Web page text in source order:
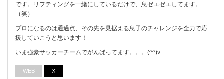
です。リフティングを一緒にしているだけで、息ゼエゼエしてます。
（笑）
プロになるのは通過点、その先を見据える息子のチャレンジを全力で応
援していこうと思います！
いま強豪サッカーチームでがんばってます。。。(^^)v
WEB X